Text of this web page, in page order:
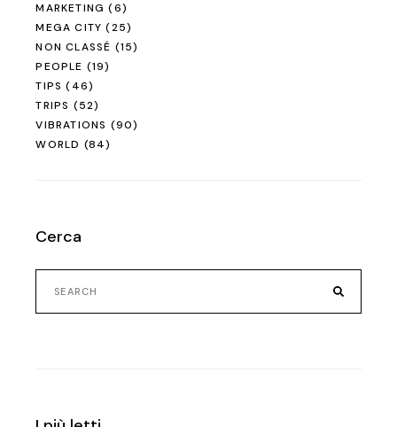
MARKETING (6)
MEGA CITY (25)
NON CLASSÉ (15)
PEOPLE (19)
TIPS (46)
TRIPS (52)
VIBRATIONS (90)
WORLD (84)
Cerca
Search
for: